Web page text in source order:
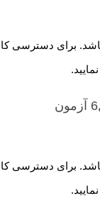
برای دسترسی
آزمون
برای دسترسی